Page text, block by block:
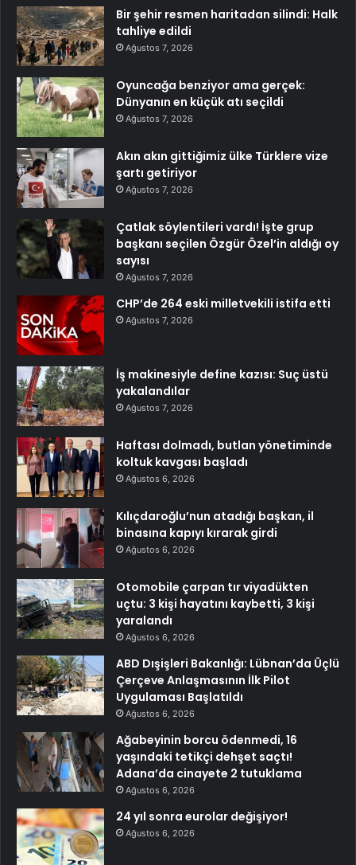
Bir şehir resmen haritadan silindi: Halk
tahliye edildi
Ağustos 7, 2026
Oyuncağa benziyor ama gerçek:
Dünyanın en küçük atı seçildi
Ağustos 7, 2026
Akın akın gittiğimiz ülke Türklere vize
şartı getiriyor
Ağustos 7, 2026
Çatlak söylentileri vardı! İşte grup
başkanı seçilen Özgür Özel’in aldığı oy
sayısı
Ağustos 7, 2026
CHP’de 264 eski milletvekili istifa etti
Ağustos 7, 2026
İş makinesiyle define kazısı: Suç üstü
yakalandılar
Ağustos 7, 2026
Haftası dolmadı, butlan yönetiminde
koltuk kavgası başladı
Ağustos 6, 2026
Kılıçdaroğlu’nun atadığı başkan, il
binasına kapıyı kırarak girdi
Ağustos 6, 2026
Otomobile çarpan tır viyadükten
uçtu: 3 kişi hayatını kaybetti, 3 kişi
yaralandı
Ağustos 6, 2026
ABD Dışişleri Bakanlığı: Lübnan’da Üçlü
Çerçeve Anlaşmasının İlk Pilot
Uygulaması Başlatıldı
Ağustos 6, 2026
Ağabeyinin borcu ödenmedi, 16
yaşındaki tetikçi dehşet saçtı!
Adana’da cinayete 2 tutuklama
Ağustos 6, 2026
24 yıl sonra eurolar değişiyor!
Ağustos 6, 2026